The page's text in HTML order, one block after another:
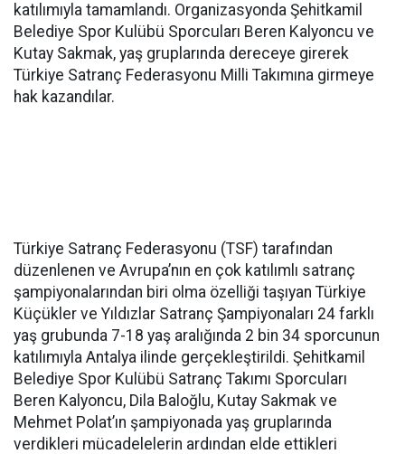
katılımıyla tamamlandı. Organizasyonda Şehitkamil
Belediye Spor Kulübü Sporcuları Beren Kalyoncu ve
Kutay Sakmak, yaş gruplarında dereceye girerek
Türkiye Satranç Federasyonu Milli Takımına girmeye
hak kazandılar.
Türkiye Satranç Federasyonu (TSF) tarafından
düzenlenen ve Avrupa’nın en çok katılımlı satranç
şampiyonalarından biri olma özelliği taşıyan Türkiye
Küçükler ve Yıldızlar Satranç Şampiyonaları 24 farklı
yaş grubunda 7-18 yaş aralığında 2 bin 34 sporcunun
katılımıyla Antalya ilinde gerçekleştirildi. Şehitkamil
Belediye Spor Kulübü Satranç Takımı Sporcuları
Beren Kalyoncu, Dila Baloğlu, Kutay Sakmak ve
Mehmet Polat’ın şampiyonada yaş gruplarında
verdikleri mücadelelerin ardından elde ettikleri